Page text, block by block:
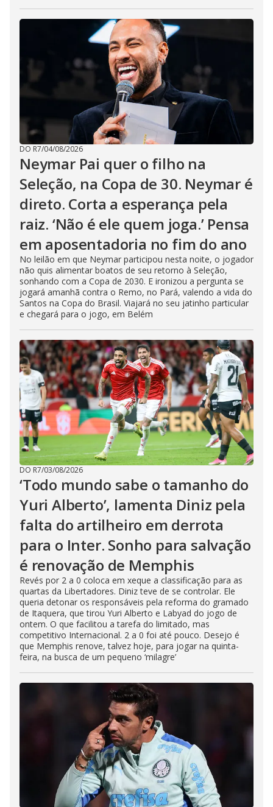
DO R7/04/08/2026
Neymar Pai quer o filho na
Seleção, na Copa de 30. Neymar é
direto. Corta a esperança pela
raiz. ‘Não é ele quem joga.’ Pensa
em aposentadoria no fim do ano
No leilão em que Neymar participou nesta noite, o jogador
não quis alimentar boatos de seu retorno à Seleção,
sonhando com a Copa de 2030. E ironizou a pergunta se
jogará amanhã contra o Remo, no Pará, valendo a vida do
Santos na Copa do Brasil. Viajará no seu jatinho particular
e chegará para o jogo, em Belém
DO R7/03/08/2026
‘Todo mundo sabe o tamanho do
Yuri Alberto’, lamenta Diniz pela
falta do artilheiro em derrota
para o Inter. Sonho para salvação
é renovação de Memphis
Revés por 2 a 0 coloca em xeque a classificação para as
quartas da Libertadores. Diniz teve de se controlar. Ele
queria detonar os responsáveis pela reforma do gramado
de Itaquera, que tirou Yuri Alberto e Labyad do jogo de
ontem. O que facilitou a tarefa do limitado, mas
competitivo Internacional. 2 a 0 foi até pouco. Desejo é
que Memphis renove, talvez hoje, para jogar na quinta-
feira, na busca de um pequeno ‘milagre’